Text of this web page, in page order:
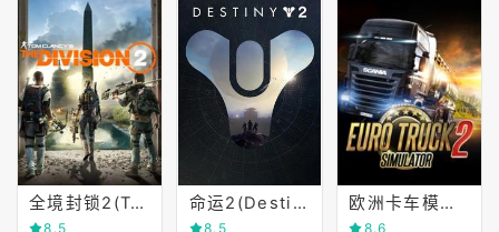
全境封锁2(Tom Clancy's The Division 2)
8.5
命运2(Destiny 2)
8.5
欧洲卡车模拟2(Euro Truck Simulator 2)
8.6